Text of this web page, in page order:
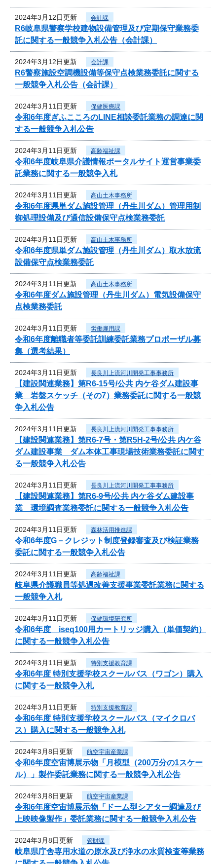
2024年3月12日更新 会計課
R6岐阜県警察学校建物設備管理及び定期保守業務委
託に関する一般競争入札公告（会計課）
2024年3月12日更新 会計課
R6警察施設空調機設備等保守点検業務委託に関する
一般競争入札公告（会計課）
2024年3月11日更新 保健医療課
令和6年度ぎふこころのLINE相談委託業務の調達に関
する一般競争入札公告
2024年3月11日更新 高齢福祉課
令和6年度岐阜県介護情報ポータルサイト運営事業委
託業務に関する一般競争入札
2024年3月11日更新 高山土木事務所
令和6年度県単ダム施設管理（丹生川ダム）管理用制
御処理設備及び通信設備保守点検業務委託
2024年3月11日更新 高山土木事務所
令和6年度県単ダム施設管理（丹生川ダム）取水放流
設備保守点検業務委託
2024年3月11日更新 高山土木事務所
令和6年度ダム施設管理（丹生川ダム）電気設備保守
点検業務委託
2024年3月11日更新 労働雇用課
令和6年度離職者等委託訓練委託業務プロポーザル募
集（選考結果）
2024年3月11日更新 長良川上流河川開発工事事務所
【建設関連業務】第R6-15号/公共 内ケ谷ダム建設事
業 岩盤スケッチ（その7）業務委託に関する一般競
争入札公告
2024年3月11日更新 長良川上流河川開発工事事務所
【建設関連業務】第R6-7号・第R5H-2号/公共 内ケ谷
ダム建設事業 ダム本体工事現場技術業務委託に関す
る一般競争入札公告
2024年3月11日更新 長良川上流河川開発工事事務所
【建設関連業務】第R6-9号/公共 内ケ谷ダム建設事
業 環境調査業務委託に関する一般競争入札公告
2024年3月11日更新 森林活用推進課
令和6年度G－クレジット制度登録審査及び検証業務
委託に関する一般競争入札公告
2024年3月11日更新 高齢福祉課
岐阜県介護職員等処遇改善支援事業委託業務に関する
一般競争入札
2024年3月11日更新 保健環境研究所
令和6年度 iseq100用カートリッジ購入（単価契約）
に関する一般競争入札公告
2024年3月11日更新 特別支援教育課
令和6年度 特別支援学校スクールバス（ワゴン）購入
に関する一般競争入札
2024年3月11日更新 特別支援教育課
令和6年度 特別支援学校スクールバス（マイクロバ
ス）購入に関する一般競争入札
2024年3月8日更新 航空宇宙産業課
令和6年度空宙博展示物「月模型（200万分の1スケー
ル）」製作委託業務に関する一般競争入札公告
2024年3月8日更新 航空宇宙産業課
令和6年度空宙博展示物「ドーム型シアター調達及び
上映映像製作」委託業務に関する一般競争入札公告
2024年3月8日更新 管財課
岐阜県庁舎専用水道の原水及び浄水の水質検査等業務